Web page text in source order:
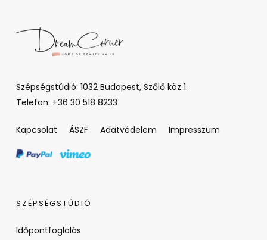
Szépségstúdió: 1032 Budapest, Szőlő köz 1.
Telefon: +36 30 518 8233
Kapcsolat ÁSZF Adatvédelem Impresszum
SZÉPSÉGSTÚDIÓ
Időpontfoglalás